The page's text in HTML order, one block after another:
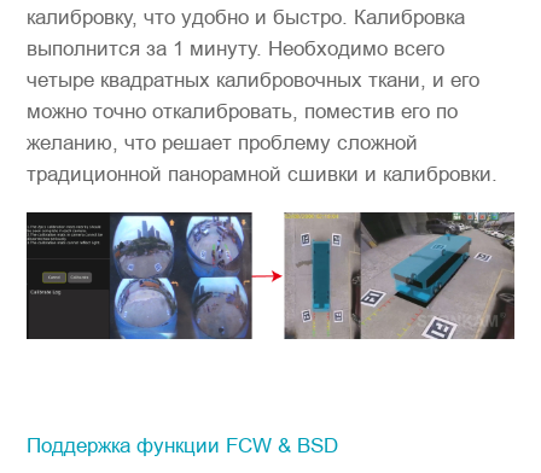
калибровку, что удобно и быстро. Калибровка
выполнится за 1 минуту. Необходимо всего
четыре квадратных калибровочных ткани, и его
можно точно откалибровать, поместив его по
желанию, что решает проблему сложной
традиционной панорамной сшивки и калибровки.
Поддержка функции FCW & BSD